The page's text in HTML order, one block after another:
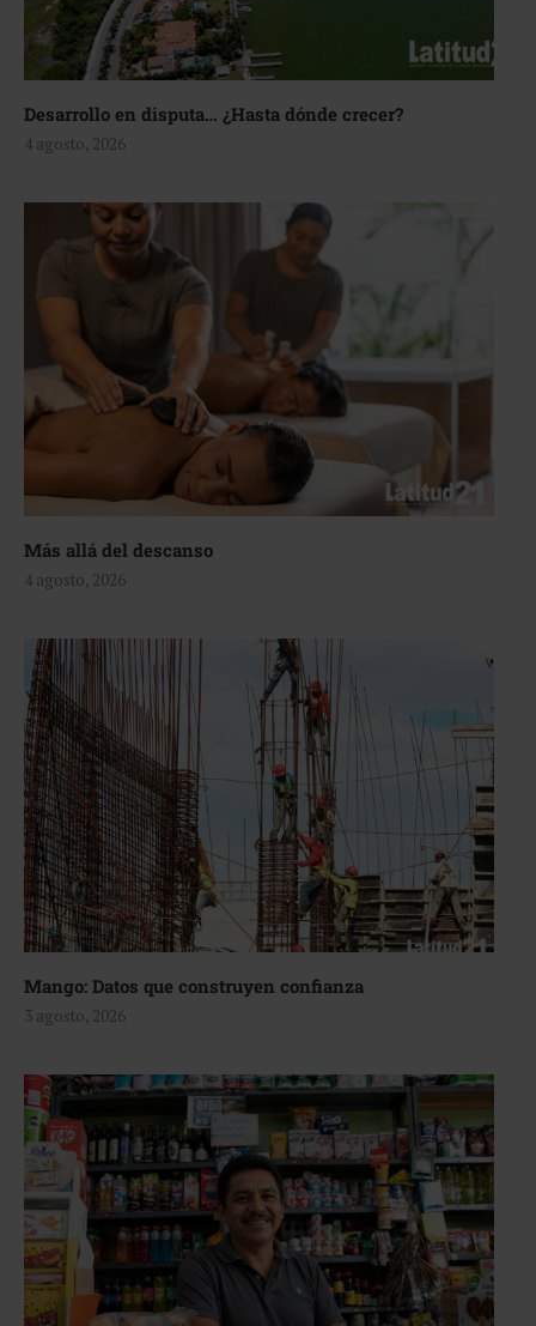
Desarrollo en disputa… ¿Hasta dónde crecer?
4 agosto, 2026
Más allá del descanso
4 agosto, 2026
Mango: Datos que construyen confianza
3 agosto, 2026